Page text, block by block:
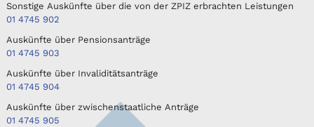
Sonstige Auskünfte über die von der ZPIZ erbrachten Leistungen
01 4745 902
Auskünfte über Pensionsanträge
01 4745 903
Auskünfte über Invaliditätsanträge
01 4745 904
Auskünfte über zwischenstaatliche Anträge
01 4745 905